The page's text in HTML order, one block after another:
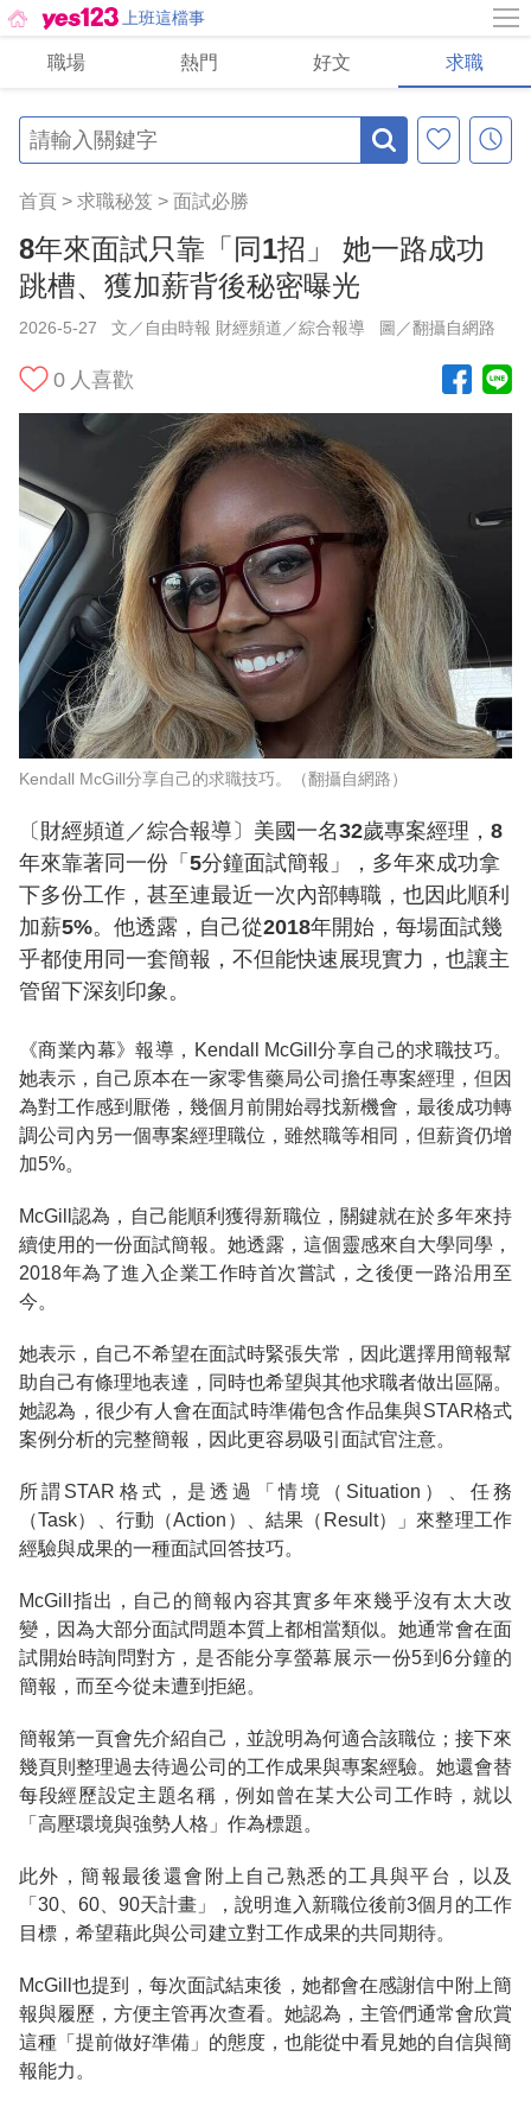
上班這檔事
職場 熱門 好文 求職
首頁 > 求職秘笈 > 面試必勝
8年來面試只靠「同1招」 她一路成功
跳槽、獲加薪背後秘密曝光
2026-5-27 文／自由時報 財經頻道／綜合報導 圖／翻攝自網路
0 人喜歡
Kendall McGill分享自己的求職技巧。（翻攝自網路）
〔財經頻道／綜合報導〕美國一名32歲專案經理，8
年來靠著同一份「5分鐘面試簡報」，多年來成功拿
下多份工作，甚至連最近一次內部轉職，也因此順利
加薪5%。他透露，自己從2018年開始，每場面試幾
乎都使用同一套簡報，不但能快速展現實力，也讓主
管留下深刻印象。
《商業內幕》報導，Kendall McGill分享自己的求職技巧。
她表示，自己原本在一家零售藥局公司擔任專案經理，但因
為對工作感到厭倦，幾個月前開始尋找新機會，最後成功轉
調公司內另一個專案經理職位，雖然職等相同，但薪資仍增
加5%。
McGill認為，自己能順利獲得新職位，關鍵就在於多年來持
續使用的一份面試簡報。她透露，這個靈感來自大學同學，
2018年為了進入企業工作時首次嘗試，之後便一路沿用至
今。
她表示，自己不希望在面試時緊張失常，因此選擇用簡報幫
助自己有條理地表達，同時也希望與其他求職者做出區隔。
她認為，很少有人會在面試時準備包含作品集與STAR格式
案例分析的完整簡報，因此更容易吸引面試官注意。
所謂STAR格式，是透過「情境（Situation）、任務
（Task）、行動（Action）、結果（Result）」來整理工作
經驗與成果的一種面試回答技巧。
McGill指出，自己的簡報內容其實多年來幾乎沒有太大改
變，因為大部分面試問題本質上都相當類似。她通常會在面
試開始時詢問對方，是否能分享螢幕展示一份5到6分鐘的
簡報，而至今從未遭到拒絕。
簡報第一頁會先介紹自己，並說明為何適合該職位；接下來
幾頁則整理過去待過公司的工作成果與專案經驗。她還會替
每段經歷設定主題名稱，例如曾在某大公司工作時，就以
「高壓環境與強勢人格」作為標題。
此外，簡報最後還會附上自己熟悉的工具與平台，以及
「30、60、90天計畫」，說明進入新職位後前3個月的工作
目標，希望藉此與公司建立對工作成果的共同期待。
McGill也提到，每次面試結束後，她都會在感謝信中附上簡
報與履歷，方便主管再次查看。她認為，主管們通常會欣賞
這種「提前做好準備」的態度，也能從中看見她的自信與簡
報能力。